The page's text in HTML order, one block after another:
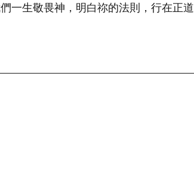
一生敬畏神，明白祢的法則，行在正道